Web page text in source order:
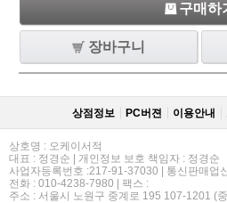
구매하
장바구니
상점정보 PC버젼 이용안내
상호명 : 오케이서적
대표 : 정경순 | 개인정보 보호 책임자 : 정경순
사업자등록번호 :217-91-37030 | 통신판매업
전화 : 010-4238-7980 | 팩스 :
주소 : 서울시 노원구 중계로 195 107-1201 (